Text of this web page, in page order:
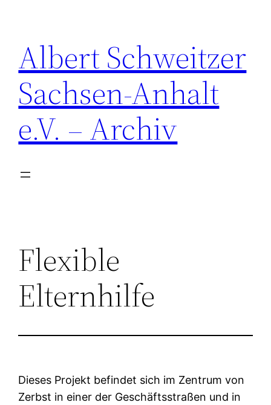
springen
Albert Schweitzer
Sachsen-Anhalt
e.V. – Archiv
Flexible
Elternhilfe
Dieses Projekt befindet sich im Zentrum von
Zerbst in einer der Geschäftsstraßen und in